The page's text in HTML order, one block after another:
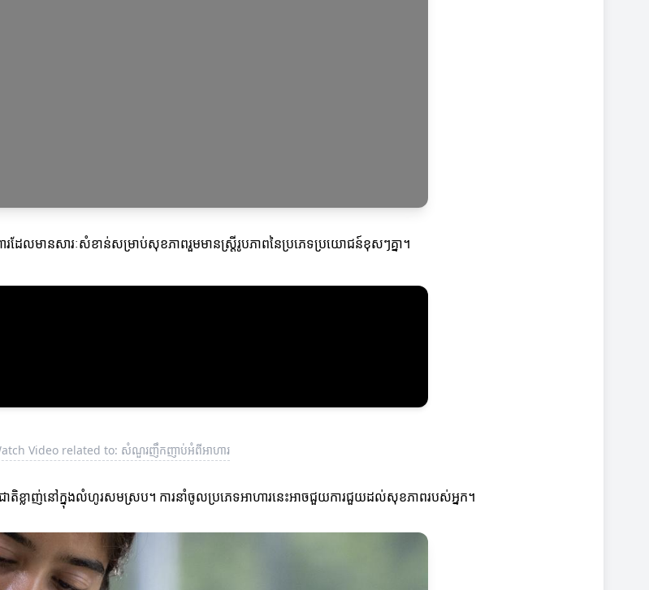
រដែលមានសារៈសំខាន់សម្រាប់សុខភាពរួមមានស្រ្តីរូបភាពនៃប្រភេទប្រយោជន៍ខុសៗគ្នា។
Video related to: សំណួរញឹកញាប់អំពីអាហារ
ាតិខ្លាញ់នៅក្នុងលំហូរសមស្រប។ ការនាំចូលប្រភេទអាហារនេះអាចជួយការជួយដល់សុខភាពរបស់អ្នក។